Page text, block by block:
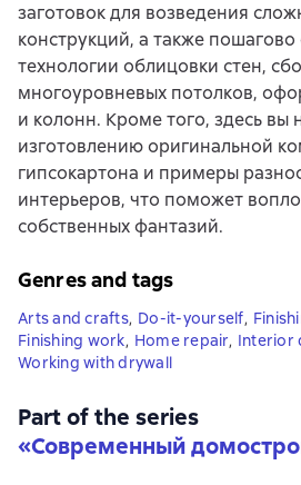
заготовок для возведения
конструкций, а также
технологии облицовки стен,
многоуровневых потолков,
и колонн. Кроме того, здесь вы
изготовлению оригинальной
гипсокартона и примеры
интерьеров, что поможет
собственных фантазий.
Genres and tags
Arts and crafts, Do-it-yourself,
Finishing work, Home repair, Interior
Working with drywall
Part of the series
«Современный